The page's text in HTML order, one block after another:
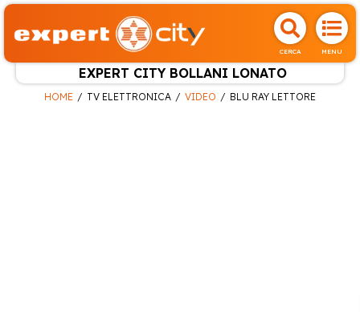
CERCA MENU
EXPERT CITY BOLLANI LONATO
HOME TV ELETTRONICA VIDEO BLU RAY LETTORE